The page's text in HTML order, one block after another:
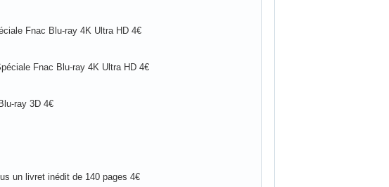
Fnac Blu-ray 4K Ultra HD 4€
Fnac Blu-ray 4K Ultra HD 4€
ray 3D 4€
un livret inédit de 140 pages 4€